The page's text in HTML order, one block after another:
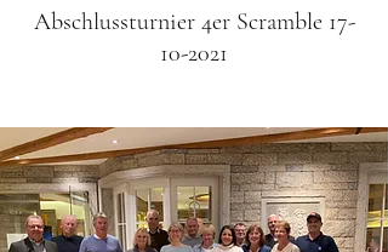
Abschlussturnier 4er Scramble 17-
10-2021